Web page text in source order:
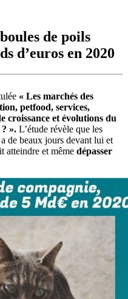
de poils
d’euros en 2020
« Les marchés des
petfood, services,
croissance et évolutions du
». L’étude révèle que les
de beaux jours devant lui et
atteindre et même dépasser